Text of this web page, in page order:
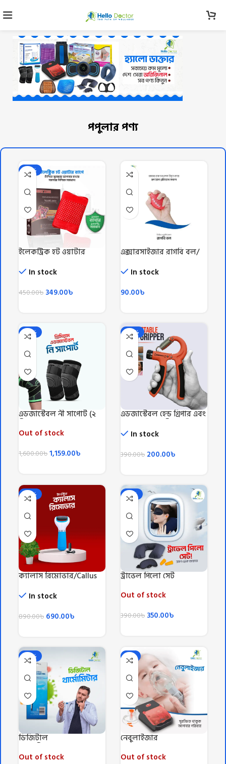
পপুলার পণ্য
-22%
ইলেকট্রিক হট ওয়াটার
BegIn stock
450.00৳ 349.00৳
এক্সারসাইজার রাগবি বল/
In stock
90.00৳
-28%
এডজাস্টেবল নী সাপোর্ট (২
পিস)/Knee Support 2 Pic
Out of stock
1,600.00৳1,159.00৳
-49%
এডজাস্টেবল হেন্ড গ্রিপার এবং
স্ট্রেন্থনার (৫ কেজি-৬০
কেজি)-Adjustable Hand
In stock
390.00৳ 200.00৳
-22%
ক্যালাস রিমোভার/Callus
In stock
890.00৳ 690.00৳
-10%
ট্রাভেল পিলো সেট
Out of stock
390.00৳ 350.00৳
-20%
ডিজিটাল
থার্মোমিটার/Digital
Thermometer
Out of stock
-5%
নেবুলাইজার
Out of stock